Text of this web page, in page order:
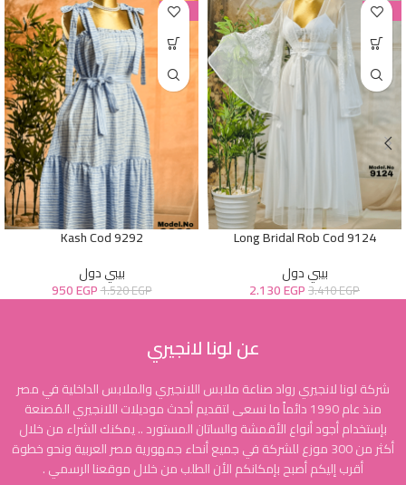
-38%
Long Bridal Rob Cod 9124
بيبي دول
3.410EGP
2.130EGP
-38%
Kash Cod 9292
بيبي دول
1.520EGP
950EGP
عن لونا لانجيري
شركة لونا لانجيري رواد صناعة ملابس اللانجيري والملابس الداخلية في مصر
منذ عام 1990 دائماً ما نسعى لتقديم أحدث موديلات اللانجيري المُصنعة
بإستخدام أجود أنواع الأقمشة والساتان المستورد .. يمكنك الشراء من خلال
أكثر من 300 موزع للشركة في جميع أنحاء جمهورية مصر العربية ونحو خطوة
أقرب إليكم أصبح بإمكانكم الأن الطلب من خلال موقعنا الرسمي .